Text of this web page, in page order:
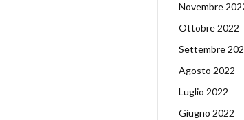
Novembre
Ottobre 2022
Settembre
Agosto 2022
Luglio 2022
Giugno 2022